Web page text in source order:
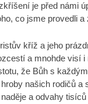
je před námi
co jsme provedli
kříž a jeho
a mnohde visí
že Bůh s
našich rodičů a
a odvahy